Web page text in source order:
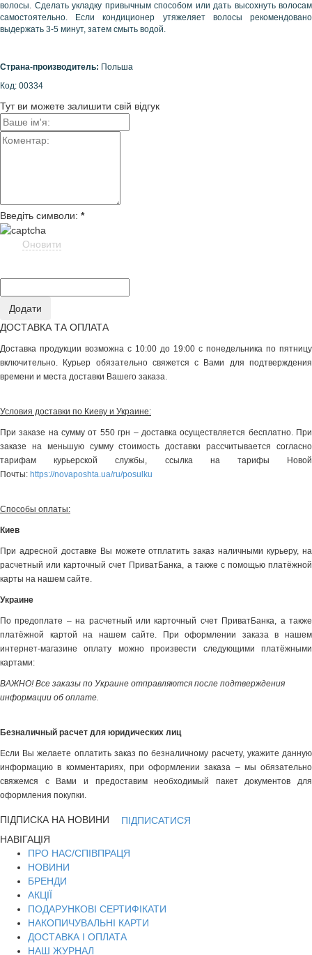
волосы. Сделать укладку привычным способом или дать высохнуть волосам
самостоятельно.
Если кондиционер утяжеляет волосы рекомендовано
выдержать 3-5 минут, затем смыть водой.
Страна-производитель: Польша
Код: 00334
Тут ви можете залишити свій відгук
Введіть символи: *
Оновити
ДОСТАВКА ТА ОПЛАТА
Доставка продукции возможна с 10:00 до 19:00 с понедельника по пятницу
включительно. Курьер обязательно свяжется с Вами для подтверждения
времени и места доставки Вашего заказа.
Условия доставки по Киеву и Украине:
При заказе на сумму от 550 грн – доставка осуществляется бесплатно. При
заказе на меньшую сумму стоимость доставки рассчитывается согласно
тарифам курьерской службы, ссылка на тарифы Новой
Почты: https://novaposhta.ua/ru/posulku
Способы оплаты:
Киев
При адресной доставке Вы можете отплатить заказ наличными курьеру, на
расчетный или карточный счет ПриватБанка, а также с помощью платёжной
карты на нашем сайте.
Украине
По предоплате – на расчетный или карточный счет ПриватБанка, а также
платёжной картой на нашем сайте. При оформлении заказа в нашем
интернет-магазине оплату можно произвести следующими платёжными
картами:
ВАЖНО! Все заказы по Украине отправляются после подтверждения
информации об оплате.
Безналичный расчет для юридических лиц
Если Вы желаете оплатить заказ по безналичному расчету, укажите данную
информацию в комментариях, при оформлении заказа – мы обязательно
свяжемся с Вами и предоставим необходимый пакет документов для
оформления покупки.
ПІДПИСКА НА НОВИНИ
ПІДПИСАТИСЯ
НАВІГАЦІЯ
ПРО НАС/СПІВПРАЦЯ
НОВИНИ
БРЕНДИ
АКЦІЇ
ПОДАРУНКОВІ СЕРТИФІКАТИ
НАКОПИЧУВАЛЬНІ КАРТИ
ДОСТАВКА І ОПЛАТА
НАШ ЖУРНАЛ